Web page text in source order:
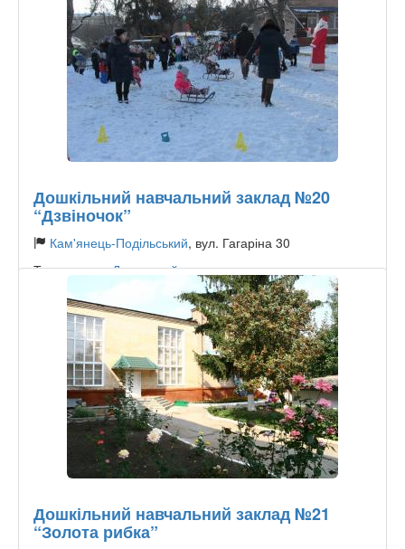
Дошкільний навчальний заклад №20
“Дзвіночок”
Кам'янець-Подільський, вул. Гагаріна 30
Тип садочку:Державний
Дошкільний навчальний заклад №21
“Золота рибка”